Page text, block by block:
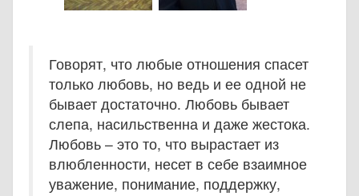
Говорят, что любые отношения спасет
только любовь, но ведь и ее одной не
бывает достаточно. Любовь бывает
слепа, насильственна и даже жестока.
Любовь – это то, что вырастает из
влюбленности, несет в себе взаимное
уважение, понимание, поддержку,